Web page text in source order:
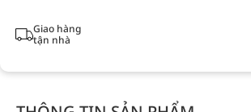
Giao hàng
tận nhà